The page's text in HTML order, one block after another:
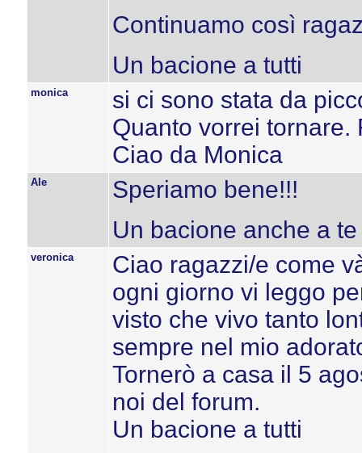
Continuamo così
Un bacione a tutti
monica
si ci sono stata da
Quanto vorrei tornare.
Ciao da Monica
Ale
Speriamo bene!!!
Un bacione anche a
veronica
Ciao ragazzi/e come
ogni giorno vi leggo
visto che vivo tanto
sempre nel mio
Tornerò a casa il 5
noi del forum.
Un bacione a tutti